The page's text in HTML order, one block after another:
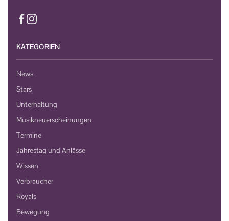
KATEGORIEN
News
Stars
Unterhaltung
Musikneuerscheinungen
Termine
Jahrestag und Anlässe
Wissen
Verbraucher
Royals
Bewegung